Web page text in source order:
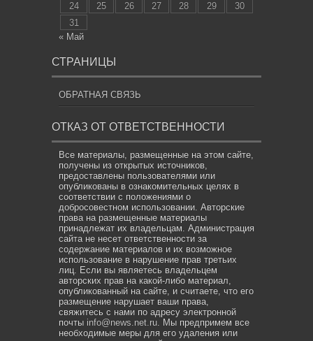
24
25 26 27 28 29
30
31
« Май
СТРАНИЦЫ
ОБРАТНАЯ СВЯЗЬ
ОТКАЗ ОТ ОТВЕТСТВЕННОСТИ
Все материалы, размещенные на этом сайте,
получены из открытых источников,
предоставлены пользователями или
опубликованы в ознакомительных целях в
соответствии с положениями о
добросовестном использовании. Авторские
права на размещенные материалы
принадлежат их владельцам. Администрация
сайта не несет ответственности за
содержание материалов и их возможное
использование в нарушение прав третьих
лиц. Если вы являетесь владельцем
авторских прав на какой-либо материал,
опубликованный на сайте, и считаете, что его
размещение нарушает ваши права,
свяжитесь с нами по адресу электронной
почты info@news.net.ru. Мы предпримем все
необходимые меры для его удаления или